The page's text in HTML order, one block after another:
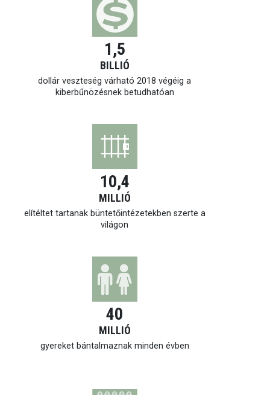
1,5
BILLIÓ
dollár veszteség várható 2018 végéig a
kiberbűnözésnek betudhatóan
10,4
MILLIÓ
elítéltet tartanak büntetőintézetekben szerte a
világon
40
MILLIÓ
gyereket bántalmaznak minden évben